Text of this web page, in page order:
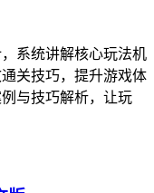
系统讲解核心玩法机
关技巧，提升游戏体
与技巧解析，让玩